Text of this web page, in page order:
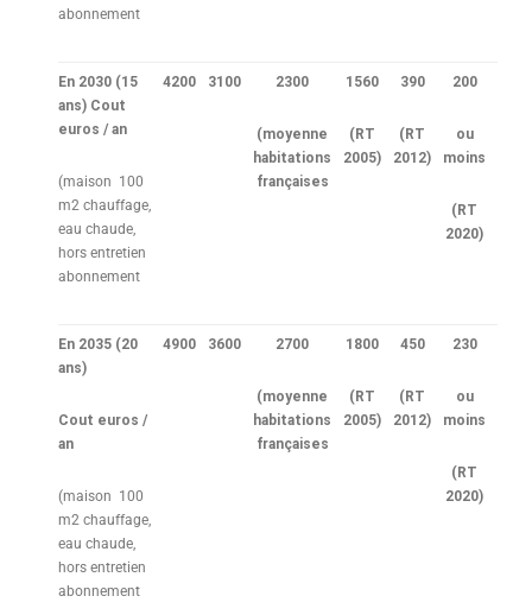
abonnement
En 2030 (15
ans) Cout
euros / an
(maison 100
m2 chauffage,
eau chaude,
hors entretien
abonnement
4200 3100 2300
(moyenne
habitations
françaises
1560
(RT
2005)
390
(RT
2012)
200
ou
moins
(RT
2020)
En 2035 (20
ans)
Cout euros /
an
(maison 100
m2 chauffage,
eau chaude,
hors entretien
abonnement
4900 3600 2700
(moyenne
habitations
françaises
1800
(RT
2005)
450
(RT
2012)
230
ou
moins
(RT
2020)